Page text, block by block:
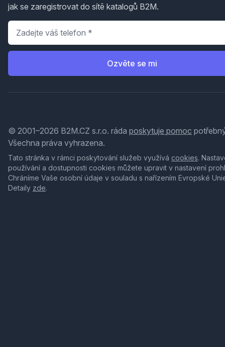
jak se zaregistrovat do sítě katalogů B2M.
Telefon
Ozvěte se mi
© 2001–2026 B2M.CZ s.r.o. ráda poskytuje pomoc
Všechna práva vyhrazena.
Tato stránka v rámci poskytování služeb využívá cookies.
používání a dostupnosti cookies můžete upravit v nastavení
Chráníme Vaše osobní údaje v souladu s nařízením Evropské
Detaily zde.